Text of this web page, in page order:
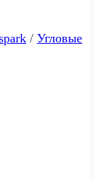
/ Угловые